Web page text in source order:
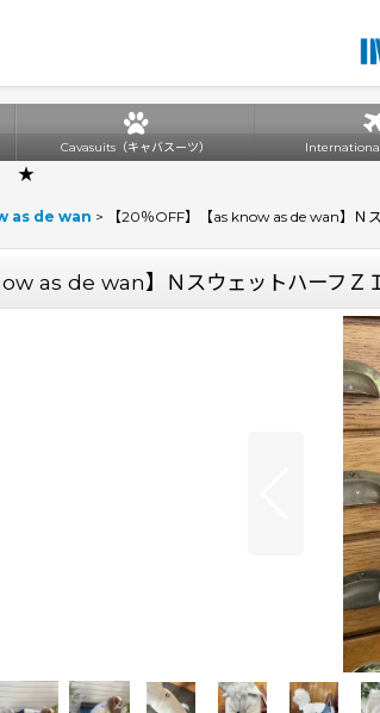
Cavasuits（キャバスーツ）
★
as de wan > 【20％OFF】【as know as de wan】Ｎ
as de wan】ＮスウェットハーフＺ